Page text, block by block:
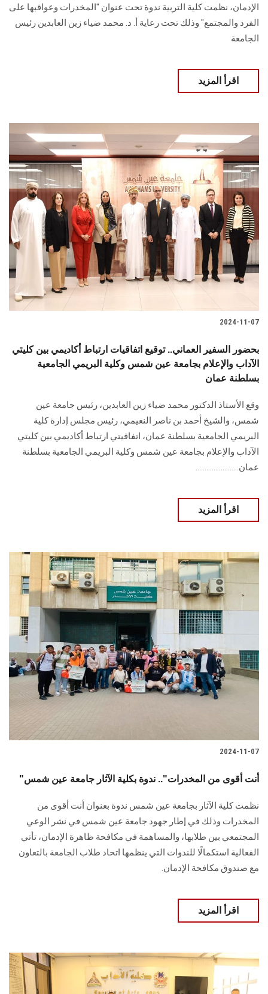
الإدمان، نظمت كلية التربية ندوة تحت عنوان ‏‏"المخدرات وعواقبها على
الفرد والمجتمع" وذلك تحت رعاية أ. د. محمد ضياء زين العابدين ‏رئيس
الجامعة
اقرأ المزيد
2024-11-07
بحضور السفير العماني.. توقيع اتفاقيات ارتباط أكاديمي بين كليتي
الآداب والإعلام بجامعة عين شمس وكلية البريمي الجامعية
بسلطنة عمان
وقع الأستاذ الدكتور محمد ضياء زين العابدين، رئيس جامعة عين
شمس، والشيخ أحمد بن ناصر النعيمي، رئيس مجلس إدارة كلية
البريمي الجامعية بسلطنة عمان، اتفاقيتي ارتباط أكاديمي بين كليتي
الآداب والإعلام بجامعة عين شمس وكلية البريمي الجامعية بسلطنة
عمان........................
اقرأ المزيد
2024-11-07
"أنت أقوى من المخدرات".. ندوة بكلية الآثار جامعة عين شمس
نظمت كلية الآثار بجامعة عين شمس ندوة بعنوان أنت أقوى من
المخدرات وذلك في إطار ‏جهود جامعة عين شمس في نشر الوعي
المجتمعي بين طلابها، والمساهمة في ‏مكافحة ظاهرة الإدمان‎، تأتي
الفعالية استكمالًا للندوات التي ينظمها اتحاد طلاب الجامعة بالتعاون
مع صندوق مكافحة الإدمان‎.‎
اقرأ المزيد